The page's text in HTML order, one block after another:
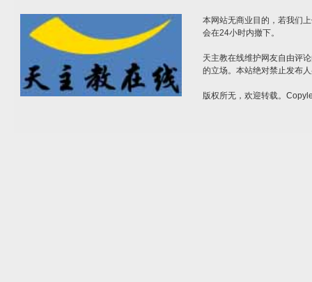
本网站无商业目的，若我们
会在24小时内撤下。
天主教在线维护网友自由评
的立场。本站绝对禁止发布
版权所无，欢迎转载。